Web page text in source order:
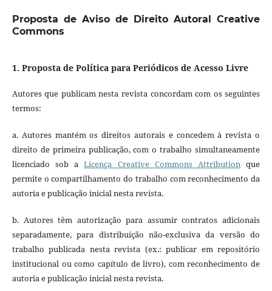
Proposta de Aviso de Direito Autoral Creative
Commons
1. Proposta de Política para Periódicos de Acesso Livre
Autores que publicam nesta revista concordam com os seguintes
termos:
a. Autores mantém os direitos autorais e concedem à revista o
direito de primeira publicação, com o trabalho simultaneamente
licenciado sob aLicença Creative Commons Attributionque
permite o compartilhamento do trabalho com reconhecimento da
autoria e publicação inicial nesta revista.
b. Autores têm autorização para assumir contratos adicionais
separadamente, para distribuição não-exclusiva da versão do
trabalho publicada nesta revista (ex.: publicar em repositório
institucional ou como capítulo de livro), com reconhecimento de
autoria e publicação inicial nesta revista.